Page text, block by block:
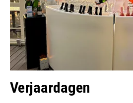
Verjaardagen